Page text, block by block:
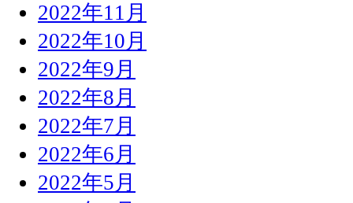
2022年11月
2022年10月
2022年9月
2022年8月
2022年7月
2022年6月
2022年5月